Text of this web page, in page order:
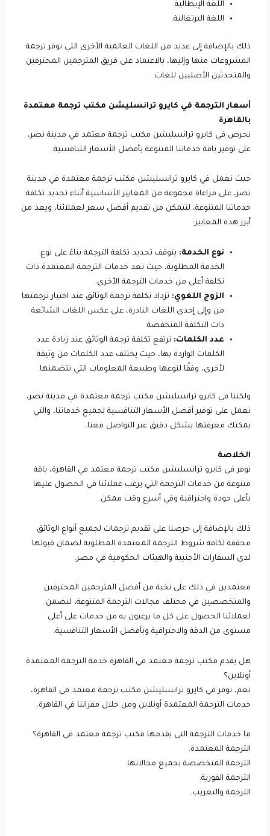
اللغة الإيطالية.
اللغة البرتغالية.
ذلك بالإضافة إلى عديد من اللغات العالمية الأخرى التي نوفر ترجمة
المشروعات منها وإليها، بالاعتماد على فريق المترجمين المحترفين
والمتحدثين الأصليين للغات.
أسعار الترجمة في كايرو ترانسليشن مكتب ترجمة معتمدة
بالقاهرة
نحرص في كايرو ترانسليشن مكتب ترجمة معتمد في مدينة نصر،
على توفير باقة خدماتنا المتنوعة بأفضل الأسعار التنافسية.
حيث نعمل في كايرو ترانسليشن مكتب ترجمة معتمدة في مدينة
نصر، على مراعاة مجموعة من المعايير الأساسية أثناء تحديد تكلفة
خدماتنا المتنوعة، لنتمكن من تقديم أفضل سعر لعملائنا، ويعد من
أبرز هذه المعايير:
نوع الخدمة: يتوقف تحديد تكلفة الترجمة بناءً على نوع
الخدمة المطلوبة، حيث تعد خدمات الترجمة المعتمدة ذات
تكلفة أعلى من خدمات الترجمة الأخرى.
الزوج اللغوي: تزداد تكلفة ترجمة الوثائق عند اختيار ترجمتها
من وإلى إحدى اللغات النادرة، على عكس اللغات الشائعة
ذات التكلفة المنخفضة.
عدد الكلمات: ترتفع تكلفة ترجمة الوثائق عند زيادة عدد
الكلمات الواردة بها، حيث يختلف عدد الكلمات من وثيقة
لأخرى، وفقًا لنوعها وطبيعة المعلومات التي تتضمنها.
ولكننا في كايرو ترانسليشن مكتب ترجمة معتمدة في مدينة نصر،
نعمل على توفير أفضل الأسعار التنافسية لجميع خدماتنا، والتي
يمكنك معرفتها بشكل دقيق عبر التواصل معنا.
الخلاصة
نوفر في كايرو ترانسليشن مكتب ترجمة معتمد في القاهرة، باقة
متنوعة من خدمات الترجمة التي يرغب عملائنا في الحصول عليها
بأعلى جودة واحترافية وفي أسرع وقت ممكن.
ذلك بالإضافة إلى حرصنا على تقديم ترجمات لجميع أنواع الوثائق
محققة لكافة شروط الترجمة المعتمدة المطلوبة لضمان قبولها
لدى السفارات الأجنبية والهيئات الحكومية في مصر.
معتمدين في ذلك على نخبة من أفضل المترجمين المحترفين
والمتخصصين في مختلف مجالات الترجمة المتنوعة، لنضمن
لعملائنا الحصول على كل ما يرغبون به من خدمات على أعلى
مستوى من الدقة والاحترافية وبأفضل الأسعار التنافسية.
هل يقدم مكتب ترجمة معتمد في القاهرة خدمة الترجمة المعتمدة
أونلاين؟
نعم، نوفر في كايرو ترانسليشن مكتب ترجمة معتمد في القاهرة،
خدمات الترجمة المعتمدة أونلاين ومن خلال مقراتنا في القاهرة.
ما خدمات الترجمة التي يقدمها مكتب ترجمة معتمد في القاهرة؟
الترجمة المعتمدة.
الترجمة المتخصصة بجميع مجالاتها.
الترجمة الفورية.
الترجمة والتعريب.